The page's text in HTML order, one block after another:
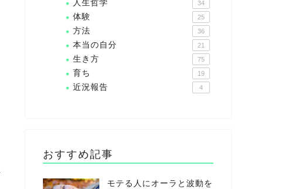
人生哲学 34
体験 25
方法 36
本当の自分 21
生き方 75
育ち 19
近況報告 4
おすすめ記事
モテる人にオーラと波動を